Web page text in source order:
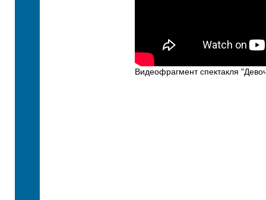
Видеофрагмент спектакля